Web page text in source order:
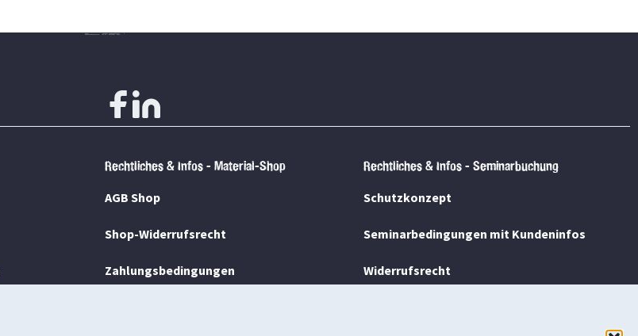
Rechtliches & Infos - Material-Shop
AGB Shop
Shop-Widerrufsrecht
Zahlungsbedingungen
Rechtliches & Infos - Seminarbuchung
Schutzkonzept
Seminarbedingungen mit Kundeninfos
Widerrufsrecht